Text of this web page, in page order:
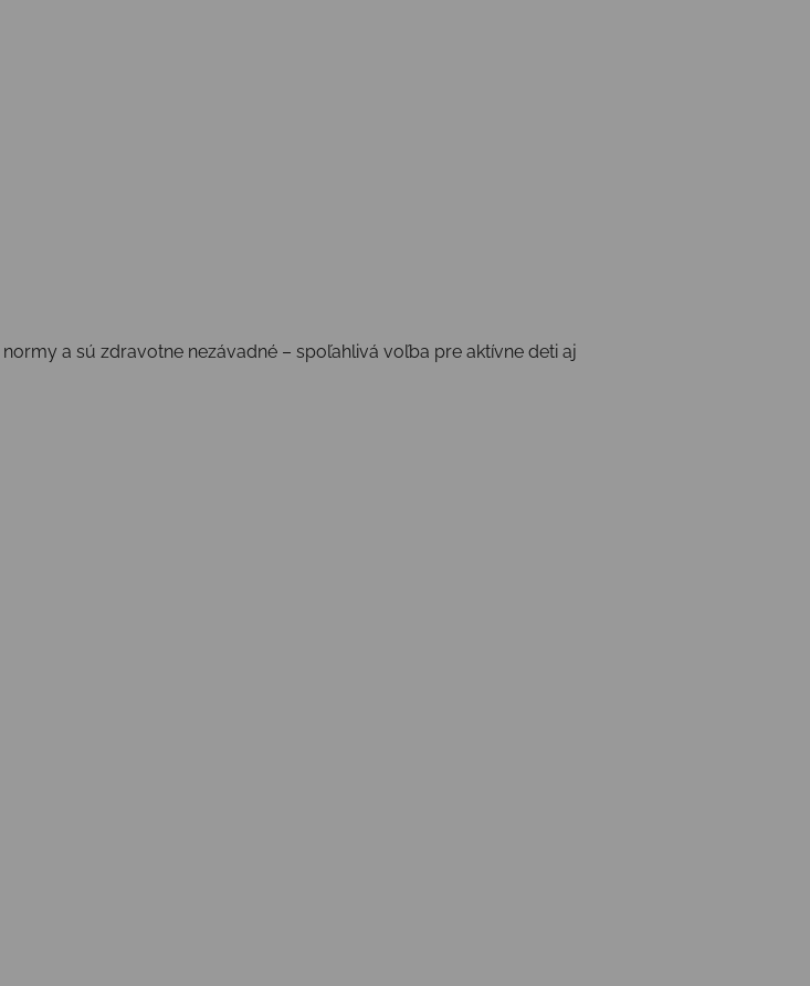
a sú zdravotne nezávadné – spoľahlivá voľba pre aktívne deti aj